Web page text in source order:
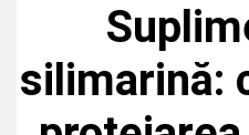
silimarină: